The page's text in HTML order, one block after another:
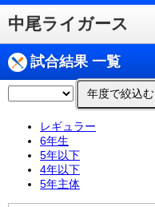
中尾ライガース
試合結果 一覧
年度で絞込む
レギュラー
6年生
5年以下
4年以下
5年主体